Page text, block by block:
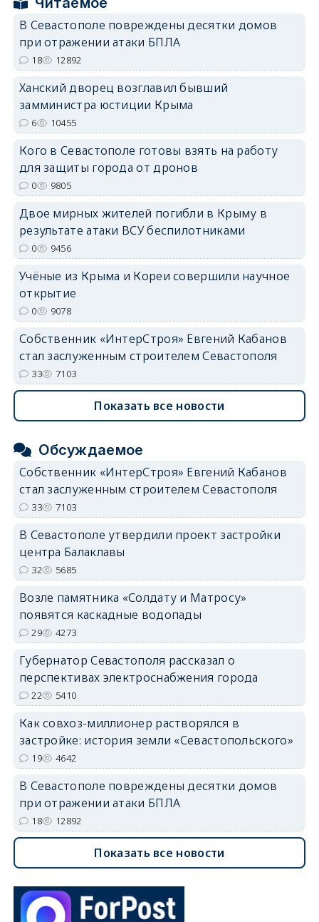
erid: 2SDnjdvhGXG
В Севастополе повреждены десятки домов
при отражении атаки БПЛА
18 12892
Ханский дворец возглавил бывший
замминистра юстиции Крыма
6 10455
Кого в Севастополе готовы взять на работу
для защиты города от дронов
0 9805
Двое мирных жителей погибли в Крыму в
результате атаки ВСУ беспилотниками
0 9456
Учёные из Крыма и Кореи совершили научное
открытие
0 9078
Собственник «ИнтерСтроя» Евгений Кабанов
стал заслуженным строителем Севастополя
33 7103
Показать все новости
Обсуждаемое
Собственник «ИнтерСтроя» Евгений Кабанов
стал заслуженным строителем Севастополя
33 7103
В Севастополе утвердили проект застройки
центра Балаклавы
32 5685
Возле памятника «Солдату и Матросу»
появятся каскадные водопады
29 4273
Губернатор Севастополя рассказал о
перспективах электроснабжения города
22 5410
Как совхоз-миллионер растворялся в
застройке: история земли «Севастопольского»
19 4642
В Севастополе повреждены десятки домов
при отражении атаки БПЛА
18 12892
Показать все новости